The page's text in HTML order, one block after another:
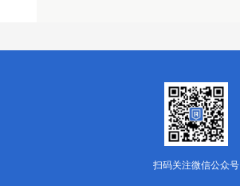
扫码关注微信公众号